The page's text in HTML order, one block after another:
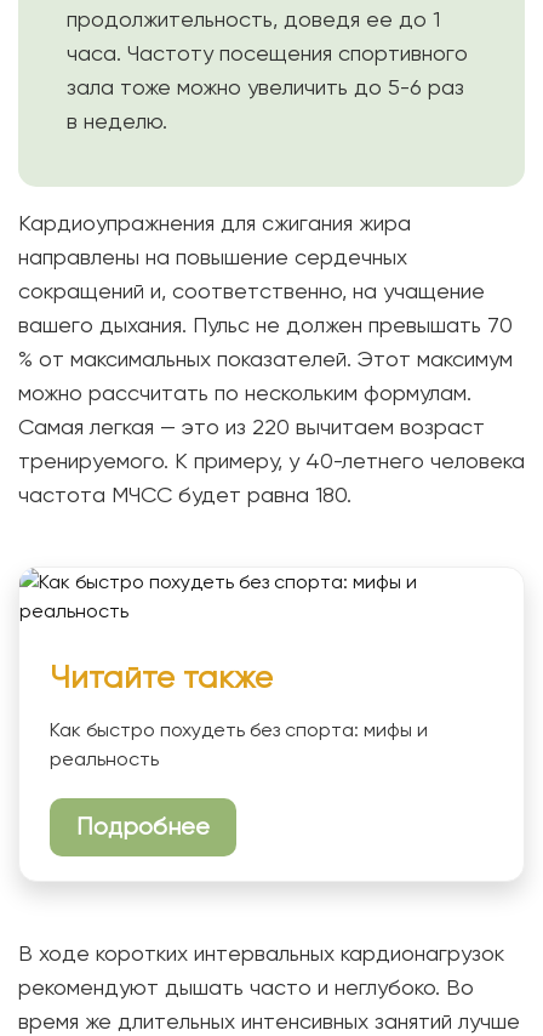
продолжительность, доведя ее до 1
часа. Частоту посещения спортивного
зала тоже можно увеличить до 5-6 раз
в неделю.
Кардиоупражнения для сжигания жира
направлены на повышение сердечных
сокращений и, соответственно, на учащение
вашего дыхания. Пульс не должен превышать 70
% от максимальных показателей. Этот максимум
можно рассчитать по нескольким формулам.
Самая легкая — это из 220 вычитаем возраст
тренируемого. К примеру, у 40-летнего человека
частота МЧСС будет равна 180.
Читайте также
Как быстро похудеть без спорта: мифы и
реальность
Подробнее
В ходе коротких интервальных кардионагрузок
рекомендуют дышать часто и неглубоко. Во
время же длительных интенсивных занятий лучше